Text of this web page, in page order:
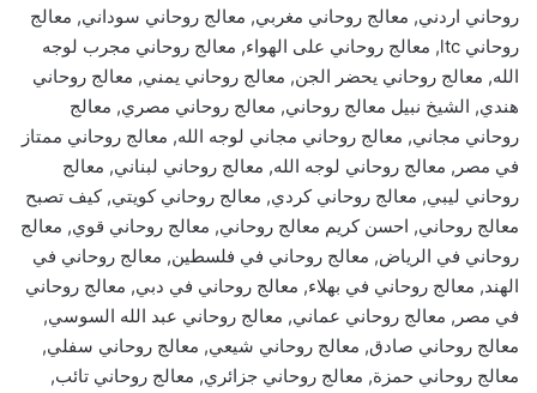
روحاني اردني, معالج روحاني مغربي, معالج روحاني سوداني, معالج
روحاني ltc, معالج روحاني على الهواء, معالج روحاني مجرب لوجه
الله, معالج روحاني يحضر الجن, معالج روحاني يمني, معالج روحاني
هندي, الشيخ نبيل معالج روحاني, معالج روحاني مصري, معالج
روحاني مجاني, معالج روحاني مجاني لوجه الله, معالج روحاني ممتاز
في مصر, معالج روحاني لوجه الله, معالج روحاني لبناني, معالج
روحاني ليبي, معالج روحاني كردي, معالج روحاني كويتي, كيف تصبح
معالج روحاني, احسن كريم معالج روحاني, معالج روحاني قوي, معالج
روحاني في الرياض, معالج روحاني في فلسطين, معالج روحاني في
الهند, معالج روحاني في بهلاء, معالج روحاني في دبي, معالج روحاني
في مصر, معالج روحاني عماني, معالج روحاني عبد الله السوسي,
معالج روحاني صادق, معالج روحاني شيعي, معالج روحاني سفلي,
معالج روحاني حمزة, معالج روحاني جزائري, معالج روحاني تائب,